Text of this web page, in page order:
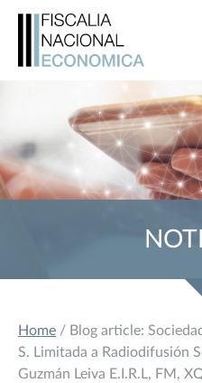
Home / Blog article:
S. Limitada a Radiodifusión
Guzmán Leiva E.I.R.L, FM,